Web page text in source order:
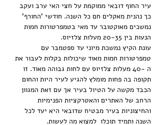
עיר החוף דובאי ממוקמת על חצי האי ערב ועקב
כך נהנית מאקלים חם כל השנה. חודשי 'החורף'
נמשכים מאוקטובר עד מאי בטמפרטורות חמות
הנעות בין 20-35 מעלות צלזיוס.
עונת הקיץ נמשכת מיוני עד ספטמבר עם
טמפרטורות חמות מאוד שיכולות בקלות לעבור את
ה -40 מעלות צלזיוס עם לחות גבוהה מאוד. זו
תקופה בה פחות מומלץ להגיע לעיר היות והחום
הכבד מקשה על הטיול בעיר אך עם זאת המגוון
הרחב של האתרים והאטרקציות הפנימיות
והחיצוניות בעיר מבטיח שדובאי היא יעד לכל
השנה ותמיד תוכלו  למצוא מה לעשות.